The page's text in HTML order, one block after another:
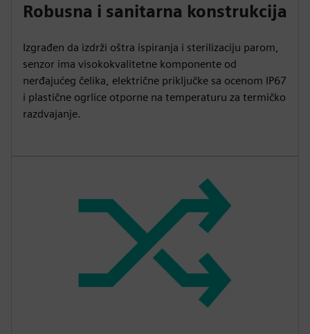
Robusna i sanitarna konstrukcija
Izgrađen da izdrži oštra ispiranja i sterilizaciju parom,
senzor ima visokokvalitetne komponente od
nerđajućeg čelika, električne priključke sa ocenom IP67
i plastične ogrlice otporne na temperaturu za termičko
razdvajanje.